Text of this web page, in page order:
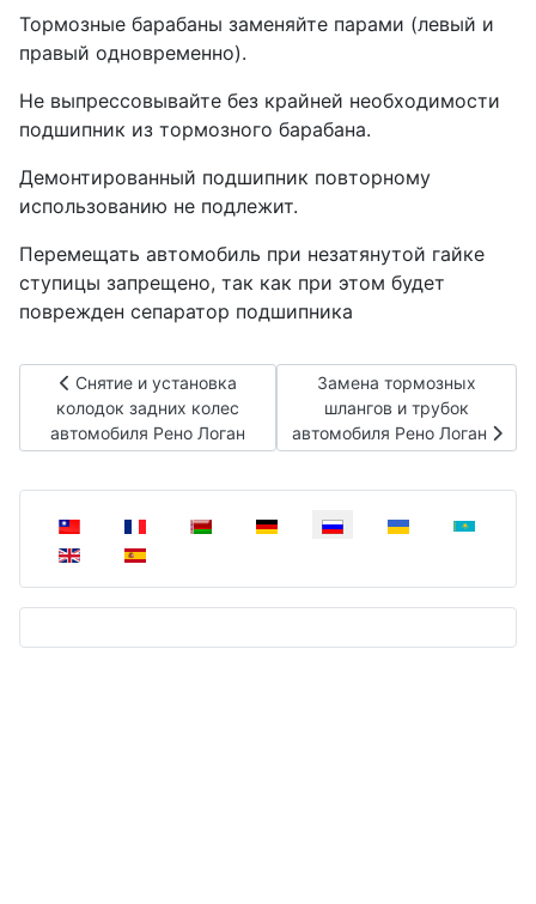
Тормозные барабаны заменяйте парами (левый и
правый одновременно).
Не выпрессовывайте без крайней необходимости
подшипник из тормозного барабана.
Демонтированный подшипник повторному
использованию не подлежит.
Перемещать автомобиль при незатянутой гайке
ступицы запрещено, так как при этом будет
поврежден сепаратор подшипника
Предыдущий: Снятие и установка колодок задних колес
Снятие и установка
колодок задних колес
автомобиля Рено Логан
Следующий: Замена
Замена тормозных
шлангов и трубок
автомобиля Рено Логан
Выберите язык